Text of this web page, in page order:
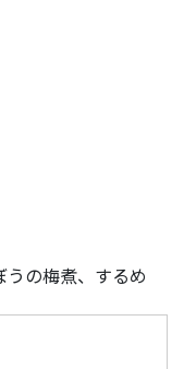
うの梅煮、するめ